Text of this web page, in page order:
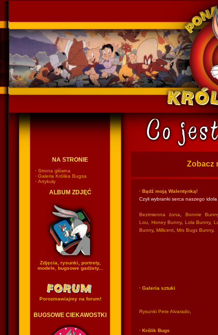
NA STRONIE
· Strona główna
· Galeria Królika Bugsa
· Artykuły
ALBUM ZDJĘĆ
Zdjęcia, rysunki, portrety,
modele, bugsowe gadżety...
Porozmawiajmy na forum!
BUGSOWE CIEKAWOSTKI
Zobacz
· Bądź moją Walentynką!
Czyli wybranki serca naszego idola
Bezimienna żona
Bonnie
Lou
Honey Bunny, Lola Bunny,
Bunny, Millicent Mrs Bugs Bunny,
· Galeria sztuki
Rysunki Pete Alvarado
· Królik Bugs